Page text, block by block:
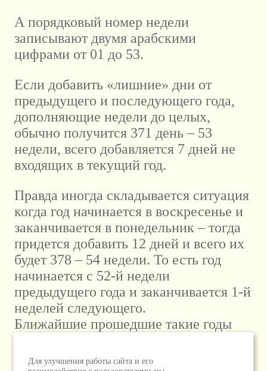
А порядковый номер недели
записывают двумя арабскими
цифрами от 01 до 53.
Если добавить «лишние» дни от
предыдущего и последующего года,
дополняющие недели до целых,
обычно получится 371 день – 53
недели, всего добавляется 7 дней не
входящих в текущий год.
Правда иногда складывается ситуация
когда год начинается в воскресенье и
заканчивается в понедельник – тогда
придется добавить 12 дней и всего их
будет 378 – 54 недели. То есть год
начинается с 52-й недели
предыдущего года и заканчивается 1-й
неделей следующего.
Ближайшие прошедшие такие годы
2068.
Для улучшения работы сайта и его